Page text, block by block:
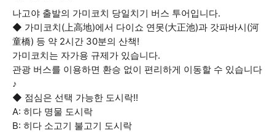
나고야 출발의 가미코치 당일치기 버스 투어입니다.
◆ 가미코치(上高地)에서 다이쇼 연못(大正池)과 갓파바시(河
童橋) 등 약 2시간 30분의 산책!
가미코치는 자가용 규제가 있습니다.
관광 버스를 이용하면 환승 없이 편리하게 이동할 수 있습니다
♪
◆ 점심은 선택 가능한 도시락!!
A: 히다 명물 도시락
B: 히다 소고기 불고기 도시락